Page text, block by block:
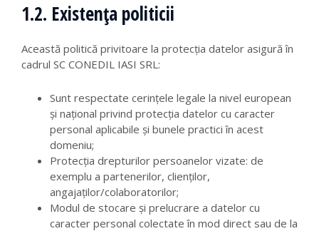
1.2. Existența politicii
Această politică privitoare la protecția datelor asigură în
cadrul SC CONEDIL IASI SRL:
Sunt respectate cerințele legale la nivel european
și național privind protecția datelor cu caracter
personal aplicabile și bunele practici în acest
domeniu;
Protecția drepturilor persoanelor vizate: de
exemplu a partenerilor, clienților,
angajaților/colaboratorilor;
Modul de stocare și prelucrare a datelor cu
caracter personal colectate în mod direct sau de la